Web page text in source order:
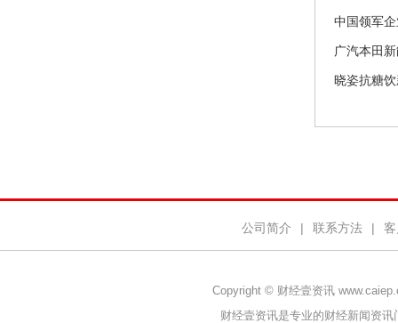
中国领军
广汽本田
晓姿抗糖
公司简介 | 联系方法 |
Copyright © 财经壹资讯
财经壹资讯是专业的财经新闻资